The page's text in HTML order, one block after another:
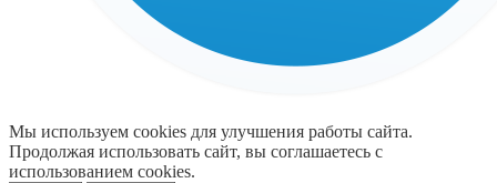
Мы используем cookies для улучшения работы сайта.
Продолжая использовать сайт, вы соглашаетесь с
использованием cookies.